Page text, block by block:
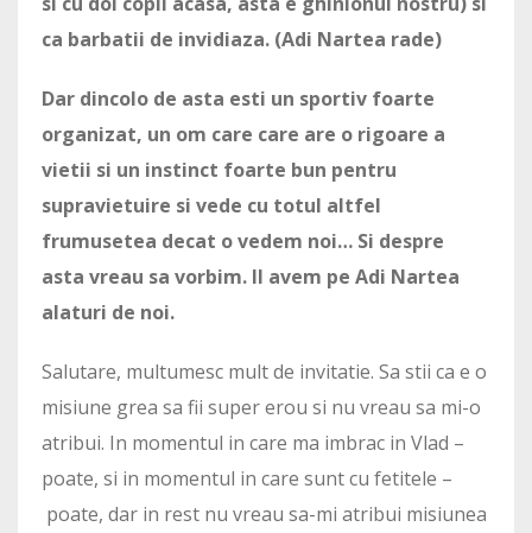
ca barbatii de invidiaza. (Adi Nartea rade)
Dar dincolo de asta esti un sportiv foarte
organizat, un om care care are o rigoare a
vietii si un instinct foarte bun pentru
supravietuire si vede cu totul altfel
frumusetea decat o vedem noi… Si despre
asta vreau sa vorbim. Il avem pe Adi Nartea
alaturi de noi.
Salutare, multumesc mult de invitatie. Sa stii ca e o
misiune grea sa fii super erou si nu vreau sa mi-o
atribui. In momentul in care ma imbrac in Vlad –
poate, si in momentul in care sunt cu fetitele –
poate, dar in rest nu vreau sa-mi atribui misiunea